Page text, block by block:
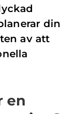
din
av att
en